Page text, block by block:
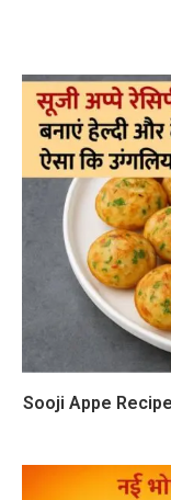
Sooji Appe Recipe: